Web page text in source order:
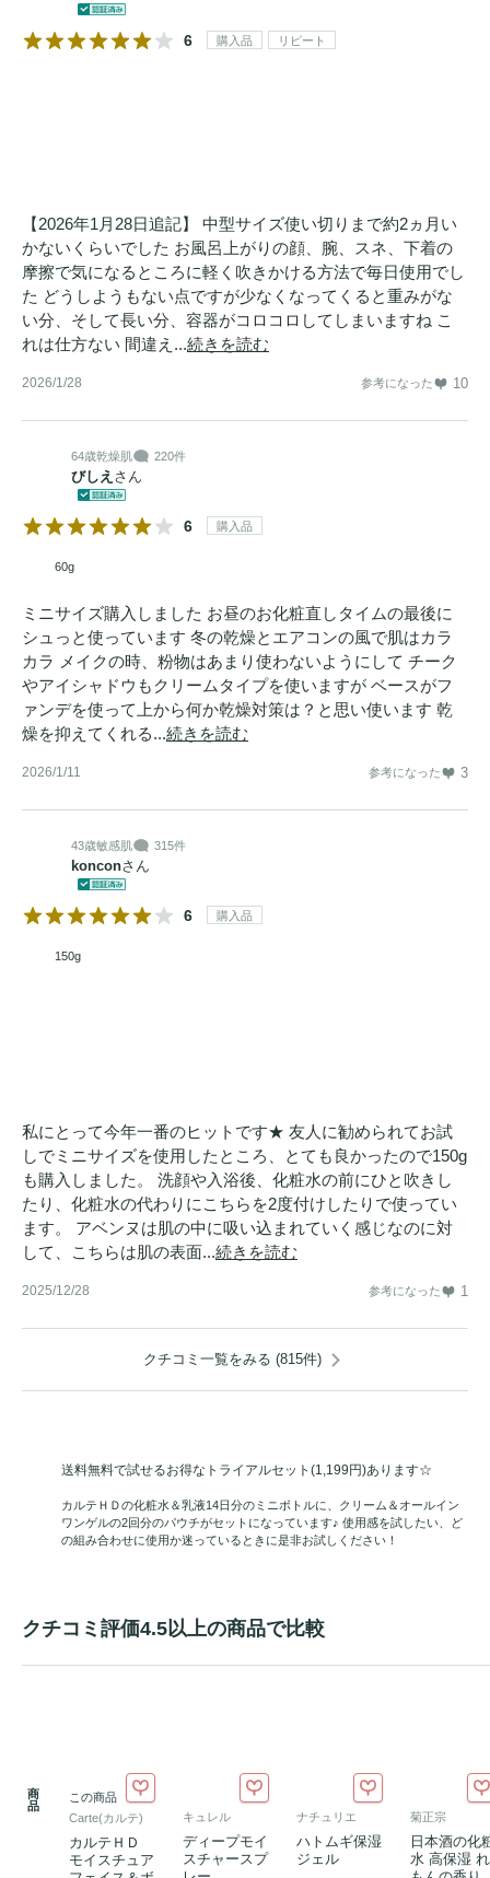
6 購入品 リピート
【2026年1月28日追記】 中型サイズ使い切りまで約2ヵ月い
かないくらいでした お風呂上がりの顔、腕、スネ、下着の
摩擦で気になるところに軽く吹きかける方法で毎日使用でし
た どうしようもない点ですが少なくなってくると重みがな
い分、そして長い分、容器がコロコロしてしまいますね こ
れは仕方ない 間違え...続きを読む
2026/1/28 参考になった 10
64歳乾燥肌 220件
びしえ さん
6 購入品
60g
ミニサイズ購入しました お昼のお化粧直しタイムの最後に
シュっと使っています 冬の乾燥とエアコンの風で肌はカラ
カラ メイクの時、粉物はあまり使わないようにして チーク
やアイシャドウもクリームタイプを使いますが ベースがフ
ァンデを使って上から何か乾燥対策は？と思い使います 乾
燥を抑えてくれる...続きを読む
2026/1/11 参考になった 3
43歳敏感肌 315件
konconさん
6 購入品
150g
私にとって今年一番のヒットです★ 友人に勧められてお試
しでミニサイズを使用したところ、とても良かったので150g
も購入しました。 洗顔や入浴後、化粧水の前にひと吹きし
たり、化粧水の代わりにこちらを2度付けしたりで使ってい
ます。 アベンヌは肌の中に吸い込まれていく感じなのに対
して、こちらは肌の表面...続きを読む
2025/12/28 参考になった 1
クチコミ一覧をみる (815件)
送料無料で試せるお得なトライアルセット(1,199円)あります☆
カルテＨＤの化粧水＆乳液14日分のミニボトルに、クリーム＆オールイン
ワンゲルの2回分のパウチがセットになっています♪ 使用感を試したい、ど
の組み合わせに使用か迷っているときに是非お試しください！
クチコミ評価4.5以上の商品で比較
商
品
この商品
Carte(カルテ)
カルテＨＤ
モイスチュア
キュレル
ディープモイ
スチャースプ
ナチュリエ
ハトムギ保湿
ジェル
菊正宗
日本酒の化
水 高保湿 れ